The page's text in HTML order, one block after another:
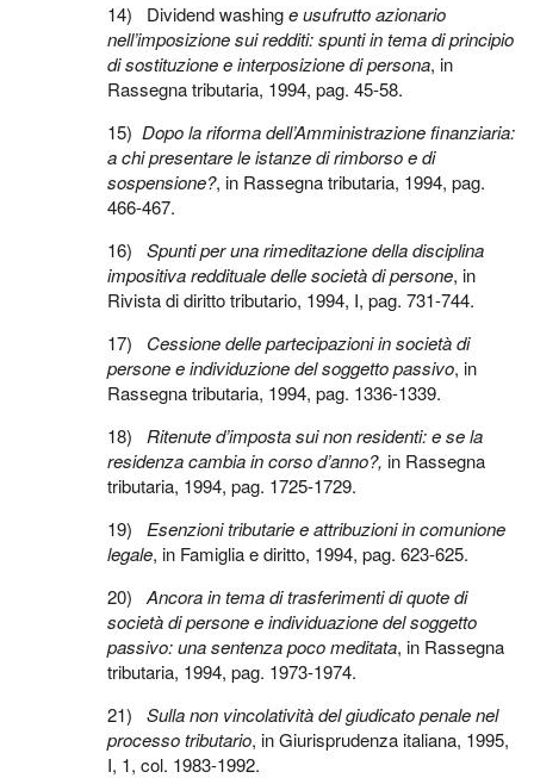
14) Dividend washinge usufrutto azionario
nell’imposizione sui redditi: spunti in tema di principio
di sostituzione e interposizione di persona, in
Rassegna tributaria, 1994, pag. 45-58.
15) Dopo la riforma dell’Amministrazione finanziaria:
a chi presentare le istanze di rimborso e di
sospensione?, in Rassegna tributaria, 1994, pag.
466-467.
16) Spunti per una rimeditazione della disciplina
impositiva reddituale delle società di persone, in
Rivista di diritto tributario, 1994, I, pag. 731-744.
17) Cessione delle partecipazioni in società di
persone e individuzione del soggetto passivo, in
Rassegna tributaria, 1994, pag. 1336-1339.
18) Ritenute d’imposta sui non residenti: e se la
residenza cambia in corso d’anno?, in Rassegna
tributaria, 1994, pag. 1725-1729.
19) Esenzioni tributarie e attribuzioni in comunione
legale, in Famiglia e diritto, 1994, pag. 623-625.
20) Ancora in tema di trasferimenti di quote di
società di persone e individuazione del soggetto
passivo: una sentenza poco meditata, in Rassegna
tributaria, 1994, pag. 1973-1974.
21) Sulla non vincolatività del giudicato penale nel
processo tributario, in Giurisprudenza italiana, 1995,
I, 1, col. 1983-1992.